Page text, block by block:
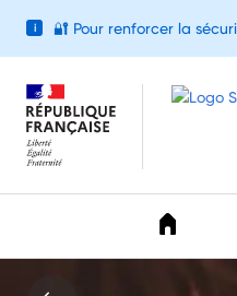
i 🔐 Pour renforcer la